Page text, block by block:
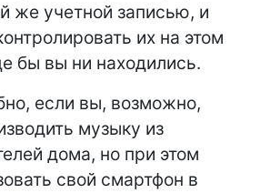
же учетной записью, и
их на этом
бы вы ни находились.
если вы, возможно,
музыку из
дома, но при этом
свой смартфон в